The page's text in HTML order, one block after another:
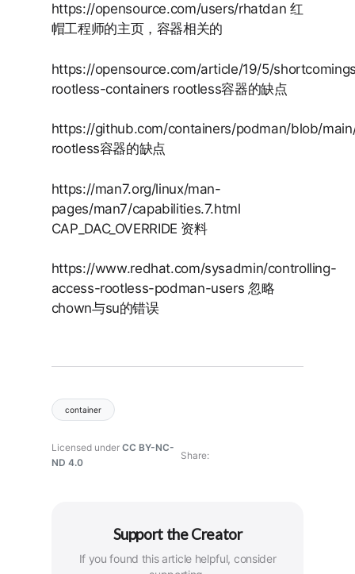
https://opensource.com/users/rhatdan 红
帽工程师的主页，容器相关的
https://opensource.com/article/19/5/
rootless-containers rootless容器的缺点
https://github.com/containers/podman/blob/
rootless容器的缺点
https://man7.org/linux/man-
pages/man7/capabilities.7.html
CAP_DAC_OVERRIDE 资料
https://www.redhat.com/sysadmin/controlling-
access-rootless-podman-users 忽略
chown与su的错误
container
Licensed under CC BY-NC-
ND 4.0
Share
Support the Creator
If you found this article helpful, consider